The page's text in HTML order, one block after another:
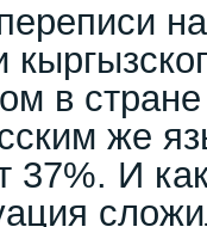
в
же
37%. И